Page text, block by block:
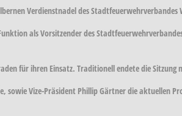
Verdienstnadel des Stadtfeuerwehrverbandes
als Vorsitzender des
für ihren Einsatz. Traditionell endete die
sowie Vize-Präsident Phillip Gärtner die aktuellen